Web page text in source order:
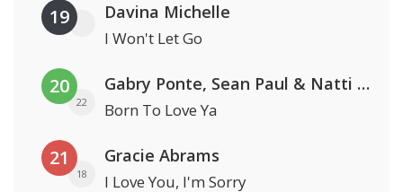
19 Davina Michelle
I Won't Let Go
20
22
Gabry Ponte, Sean Paul & Natti Natasha
Born To Love Ya
21
18
Gracie Abrams
I Love You, I'm Sorry